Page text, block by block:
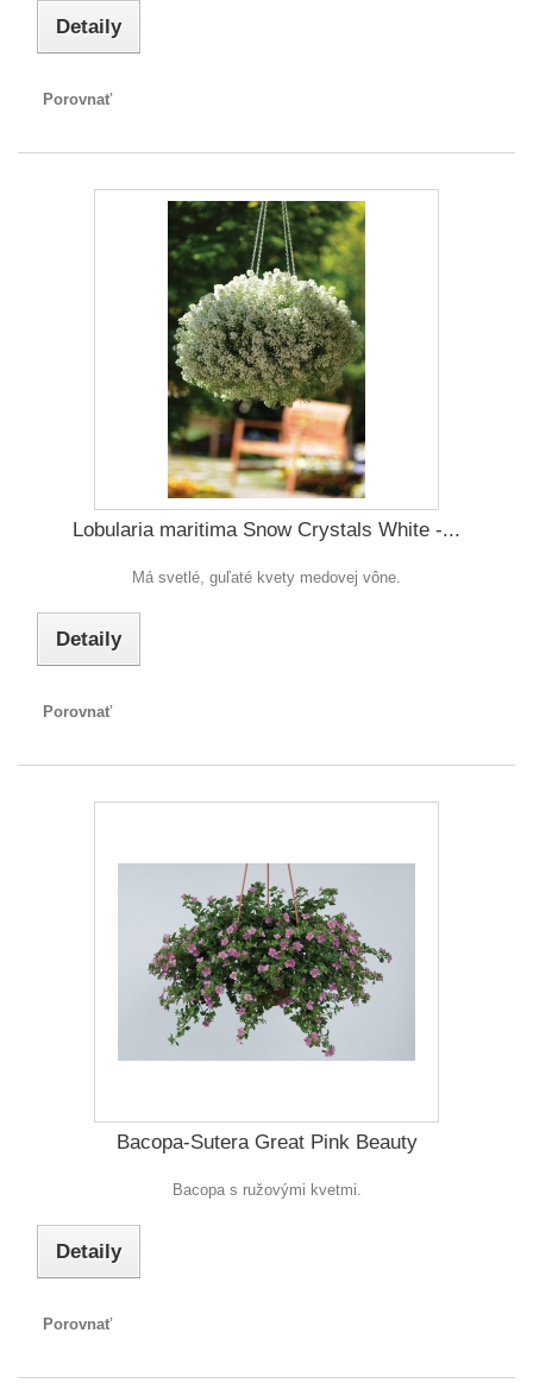
Detaily
Porovnať
Lobularia maritima Snow Crystals White -...
Má svetlé, guľaté kvety medovej vône.
Detaily
Porovnať
Bacopa-Sutera Great Pink Beauty
Bacopa s ružovými kvetmi.
Detaily
Porovnať